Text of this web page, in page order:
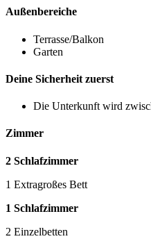
Außenbereiche
Terrasse/Balkon
Garten
Deine Sicherheit zuerst
Die Unterkunft wird
Zimmer
2 Schlafzimmer
1 Extragroßes Bett
1 Schlafzimmer
2 Einzelbetten